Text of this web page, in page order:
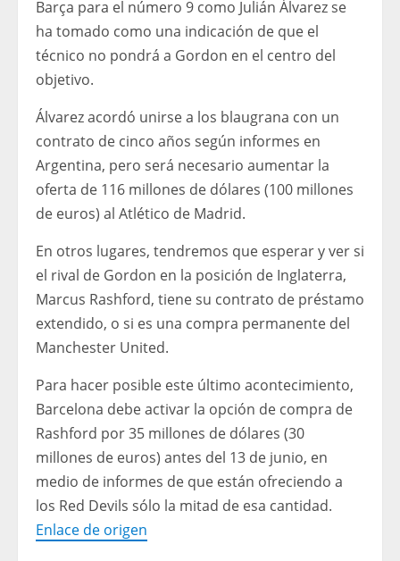
Barça para el número 9 como Julián Álvarez se
ha tomado como una indicación de que el
técnico no pondrá a Gordon en el centro del
objetivo.
Álvarez acordó unirse a los blaugrana con un
contrato de cinco años según informes en
Argentina, pero será necesario aumentar la
oferta de 116 millones de dólares (100 millones
de euros) al Atlético de Madrid.
En otros lugares, tendremos que esperar y ver si
el rival de Gordon en la posición de Inglaterra,
Marcus Rashford, tiene su contrato de préstamo
extendido, o si es una compra permanente del
Manchester United.
Para hacer posible este último acontecimiento,
Barcelona debe activar la opción de compra de
Rashford por 35 millones de dólares (30
millones de euros) antes del 13 de junio, en
medio de informes de que están ofreciendo a
los Red Devils sólo la mitad de esa cantidad.
Enlace de origen